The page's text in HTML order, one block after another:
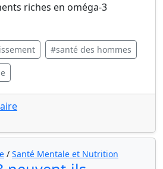
riches en oméga-3
#santé des hommes
/ Santé Mentale et Nutrition